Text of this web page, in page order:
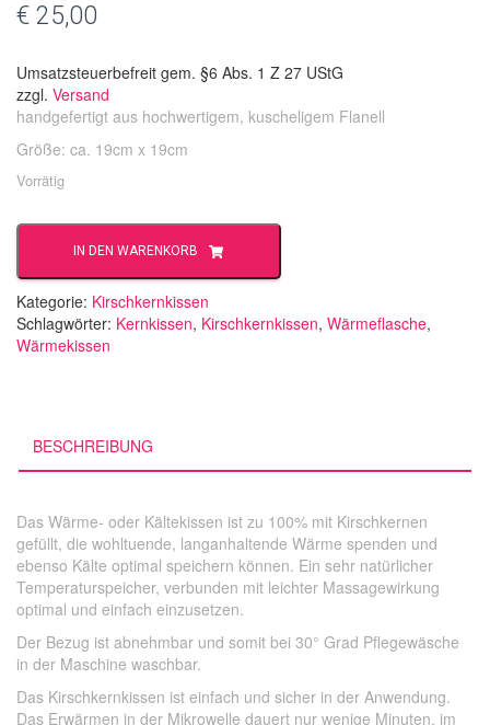
€ 25,00
Umsatzsteuerbefreit gem. §6 Abs. 1 Z 27 UStG
zzgl. Versand
handgefertigt aus hochwertigem, kuscheligem Flanell
Größe: ca. 19cm x 19cm
Vorrätig
Today
a
good
day
Menge
IN DEN WARENKORB
Kategorie: Kirschkernkissen
Schlagwörter: Kernkissen, Kirschkernkissen, Wärmeflasche,
Wärmekissen
BESCHREIBUNG
Das Wärme- oder Kältekissen ist zu 100% mit Kirschkernen
gefüllt, die wohltuende, langanhaltende Wärme spenden und
ebenso Kälte optimal speichern können. Ein sehr natürlicher
Temperaturspeicher, verbunden mit leichter Massagewirkung
optimal und einfach einzusetzen.
Der Bezug ist abnehmbar und somit bei 30° Grad Pflegewäsche
in der Maschine waschbar.
Das Kirschkernkissen ist einfach und sicher in der Anwendung.
Das Erwärmen in der Mikrowelle dauert nur wenige Minuten, im